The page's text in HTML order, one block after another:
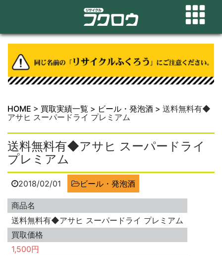
HOME > 買取実績一覧 > ビール・発泡酒 > 送料無料有◆
アサヒ スーパードライ プレミアム
送料無料有◆アサヒ スーパードライ
プレミアム
2018/02/01 ビール・発泡酒
商品名
送料無料有◆アサヒ スーパードライ プレミアム
買取価格
1,500円